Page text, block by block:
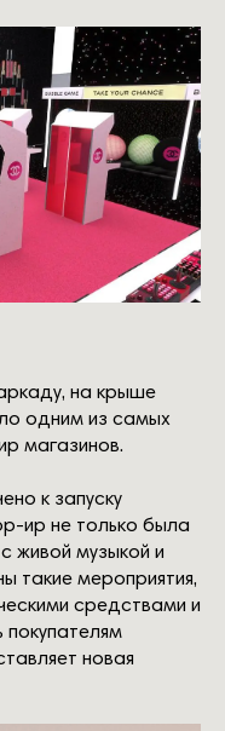
на крыше
одним из самых
магазинов.
к запуску
ир не только была
живой музыкой и
такие мероприятия,
средствами и
новая